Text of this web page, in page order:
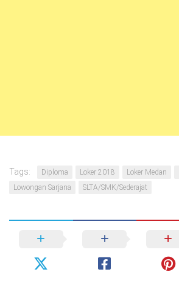
Tags: Diploma Loker 2018 Loker Medan
Lowongan Sarjana
SLTA/SMK/Sederajat